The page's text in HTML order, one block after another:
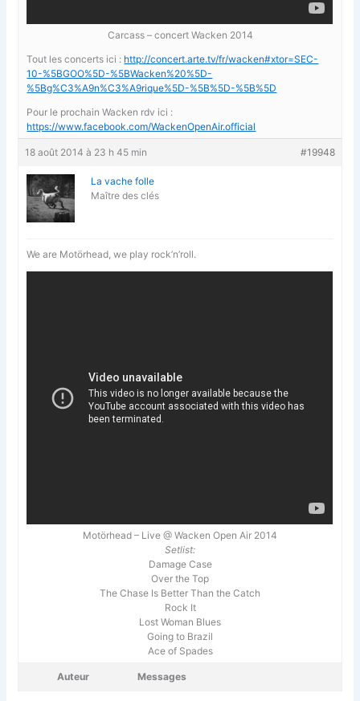
Carcass – concert Wacken 2014
Tout les concerts ici : http://concert.arte.tv/fr/wacken#xtor=SEC-
10-%5BGOO%5D-%5BWacken%20%5D-
%5Bg%C3%A9n%C3%A9rique%5D-%5B%5D-%5B%5D
Pour le prochain Wacken rdv ici :
https://www.facebook.com/WackenOpenAir.official
18 août 2014 à 23 h 45 min #19948
La vache folle
Maître des clés
We are Motörhead, we play rock’n’roll.
Motörhead – Live @ Wacken Open Air 2014
Setlist:
Damage Case
Over the Top
The Chase Is Better Than the Catch
Rock It
Lost Woman Blues
Going to Brazil
Ace of Spades
Auteur Messages